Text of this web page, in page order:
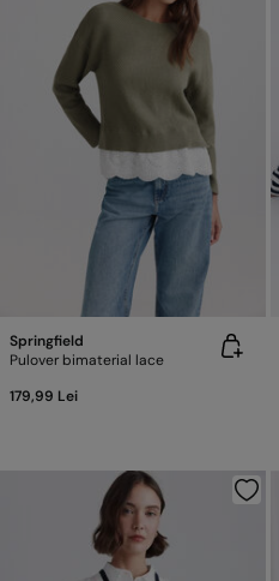
Springfield
Pulover bimaterial lace
179,99 Lei